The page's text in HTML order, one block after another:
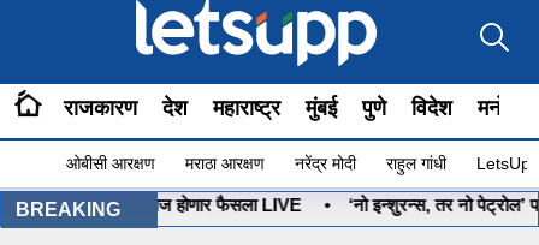
राजकारण देश महाराष्ट्र मुंबई पुणे विदेश
ओबीसी आरक्षण मराठा आरक्षण नरेंद्र मोदी राहुल गांधी
BREAKING
कोणाचा? आज होणार फैसला LIVE • ‘नो इन्शुरन्स, तर नो पेट्रोल’ पण,